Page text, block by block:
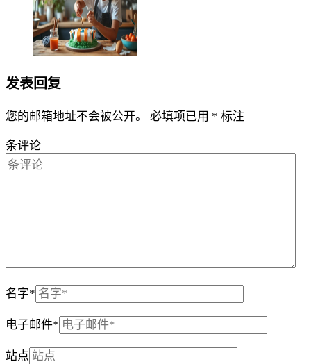
发表回复
您的邮箱地址不会被公开。 必填项已用 * 标注
条评论
名字*
电子邮件*
站点